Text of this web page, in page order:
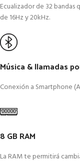
Ecualizador de 32
de 16Hz y 20kHz.
Música & llamadas
Conexión a Smartphone
8 GB RAM
La RAM te permitirá